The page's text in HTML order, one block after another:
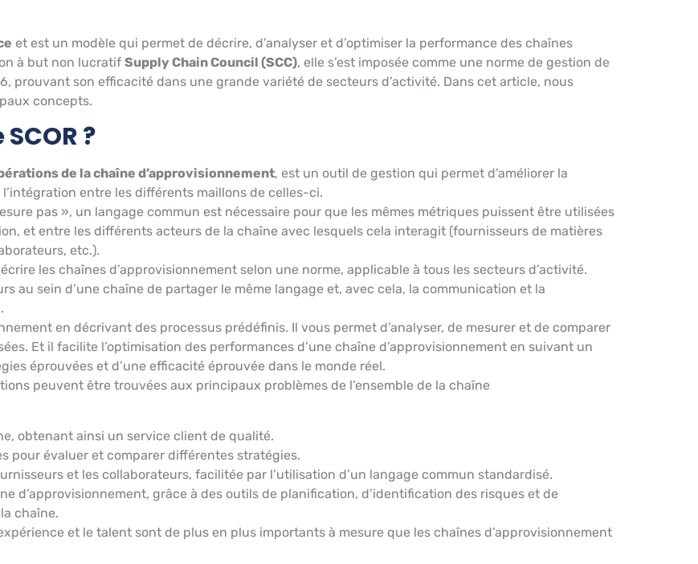
et est un modèle qui permet de décrire, d’analyser et d’optimiser la performance des chaînes
à but non lucratif Supply Chain Council (SCC), elle s’est imposée comme une norme de gestion de
prouvant son efficacité dans une grande variété de secteurs d’activité. Dans cet article, nous
concepts.
?
de la chaîne d’approvisionnement, est un outil de gestion qui permet d’améliorer la
entre les différents maillons de celles-ci.
pas », un langage commun est nécessaire pour que les mêmes métriques puissent être utilisées
et entre les différents acteurs de la chaîne avec lesquels cela interagit (fournisseurs de matières
etc.).
les chaînes d’approvisionnement selon une norme, applicable à tous les secteurs d’activité.
au sein d’une chaîne de partager le même langage et, avec cela, la communication et la
en décrivant des processus prédéfinis. Il vous permet d’analyser, de mesurer et de comparer
Et il facilite l’optimisation des performances d’une chaîne d’approvisionnement en suivant un
éprouvées et d’une efficacité éprouvée dans le monde réel.
peuvent être trouvées aux principaux problèmes de l’ensemble de la chaîne
obtenant ainsi un service client de qualité.
pour évaluer et comparer différentes stratégies.
et les collaborateurs, facilitée par l’utilisation d’un langage commun standardisé.
d’approvisionnement, grâce à des outils de planification, d’identification des risques et de
chaîne.
et le talent sont de plus en plus importants à mesure que les chaînes d’approvisionnement